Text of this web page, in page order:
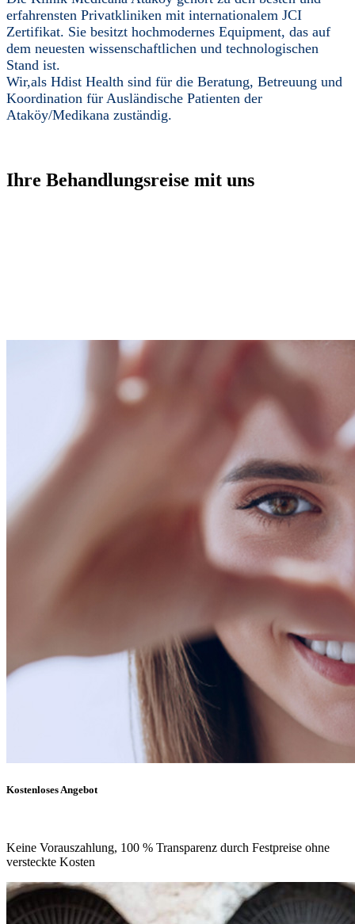
erfahrensten Privatkliniken mit internationalem JCI
Zertifikat. Sie besitzt hochmodernes Equipment, das auf
dem neuesten wissenschaftlichen und technologischen
Stand ist.
Wir,als Hdist Health sind für die Beratung, Betreuung und
Koordination für Ausländische Patienten der
Ataköy/Medikana zuständig.
Ihre Behandlungsreise mit uns
Kostenloses Angebot
Keine Vorauszahlung, 100 % Transparenz durch Festpreise ohne
versteckte Kosten